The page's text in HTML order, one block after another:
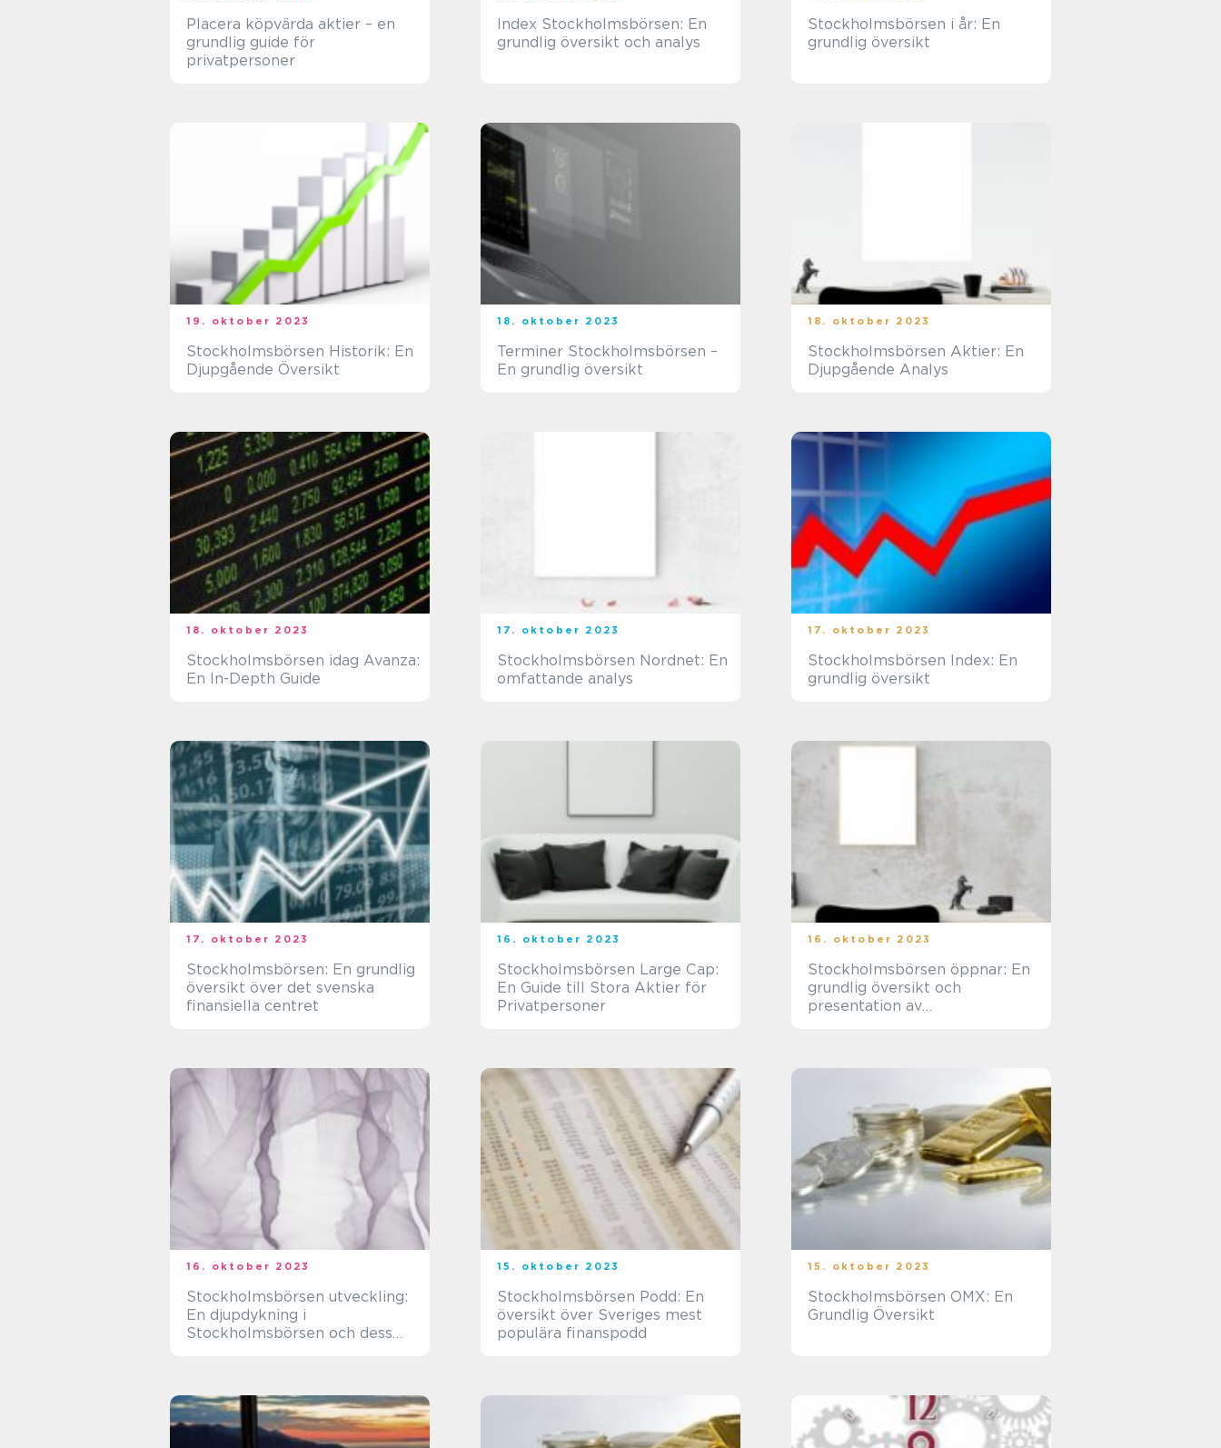
Placera köpvärda aktier – en
grundlig guide för
privatpersoner
Index Stockholmsbörsen: En
grundlig översikt och analys
Stockholmsbörsen i år: En
grundlig översikt
19. oktober 2023
Stockholmsbörsen Historik: En
Djupgående Översikt
18. oktober 2023
Terminer Stockholmsbörsen –
En grundlig översikt
18. oktober 2023
Stockholmsbörsen Aktier: En
Djupgående Analys
18. oktober 2023
Stockholmsbörsen idag Avanza:
En In-Depth Guide
17. oktober 2023
Stockholmsbörsen Nordnet: En
omfattande analys
17. oktober 2023
Stockholmsbörsen Index: En
grundlig översikt
17. oktober 2023
Stockholmsbörsen: En grundlig
översikt över det svenska
finansiella centret
16. oktober 2023
Stockholmsbörsen Large Cap:
En Guide till Stora Aktier för
Privatpersoner
16. oktober 2023
Stockholmsbörsen öppnar: En
grundlig översikt och
presentation av
16. oktober 2023
Stockholmsbörsen utveckling:
En djupdykning i
Stockholmsbörsen och dess
15. oktober 2023
Stockholmsbörsen Podd: En
översikt över Sveriges mest
populära finanspodd
15. oktober 2023
Stockholmsbörsen OMX: En
Grundlig Översikt